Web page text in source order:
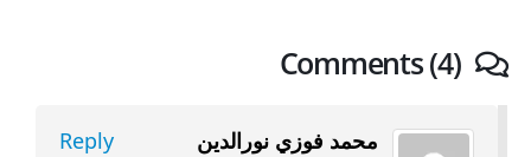
Comments (4)
محمد فوزي نورالدين Reply